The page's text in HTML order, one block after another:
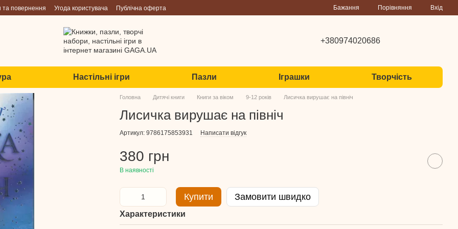
та повернення Угода користувача Публічна оферта Бажання Порівняння Вхід
+380974020686
Настільні ігри Пазли Іграшки Творчість
Головна Дитячі книги Книги за віком 9-12 років Лисичка вирушає на північ
Лисичка вирушає на північ
Артикул: 9786175853931 Написати відгук
380 грн
В наявності
Купити Замовити швидко
Характеристики